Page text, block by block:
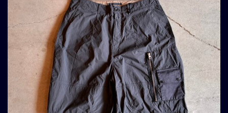
Web Store